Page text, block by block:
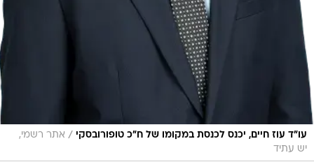
עו"ד עוז חיים, יכנס לכנסת במקומו של ח"כ טופורובסקי / אתר רשמי,
יש עתיד